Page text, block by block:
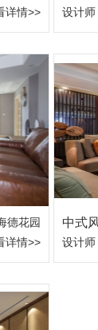
详情>>
设计师
德花园
详情>>
中式
设计